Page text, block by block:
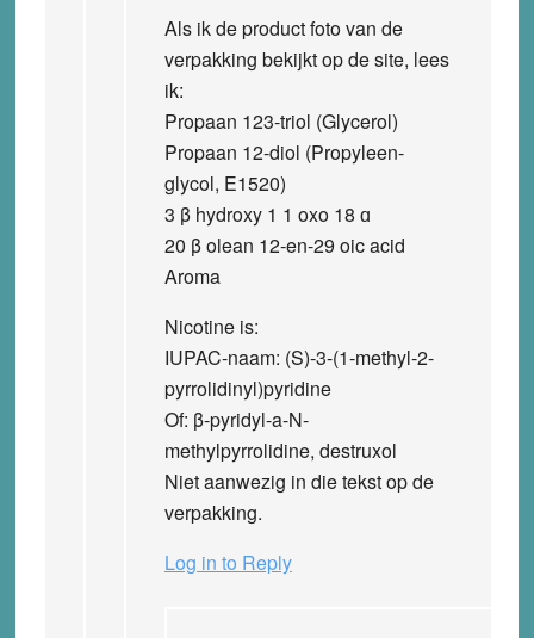
Als ik de product foto van de
verpakking bekijkt op de site, lees
ik:
Propaan 123-triol (Glycerol)
Propaan 12-diol (Propyleen-
glycol, E1520)
3 β hydroxy 1 1 oxo 18 ɑ
20 β olean 12-en-29 oic acid
Aroma
Nicotine is:
IUPAC-naam: (S)-3-(1-methyl-2-
pyrrolidinyl)pyridine
Of: β-pyridyl-a-N-
methylpyrrolidine, destruxol
Niet aanwezig in die tekst op de
verpakking.
Log in to Reply